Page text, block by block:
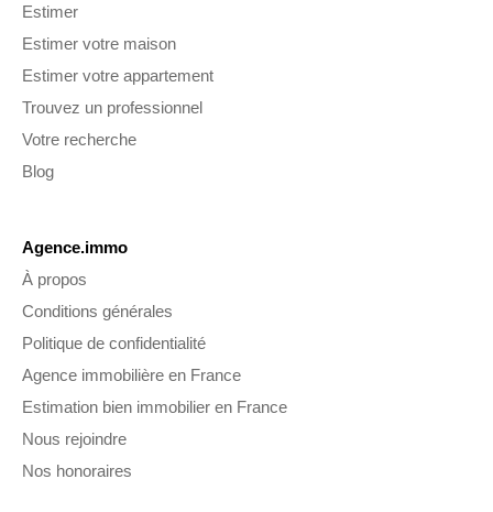
Estimer
Estimer votre maison
Estimer votre appartement
Trouvez un professionnel
Votre recherche
Blog
Agence.immo
À propos
Conditions générales
Politique de confidentialité
Agence immobilière en France
Estimation bien immobilier en France
Nous rejoindre
Nos honoraires